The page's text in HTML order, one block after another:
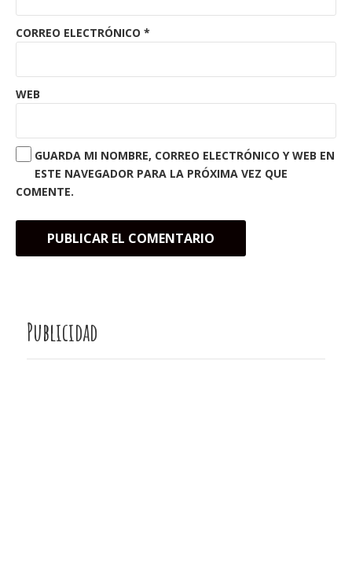
CORREO ELECTRÓNICO *
WEB
GUARDA MI NOMBRE, CORREO ELECTRÓNICO Y WEB EN
ESTE NAVEGADOR PARA LA PRÓXIMA VEZ QUE
COMENTE.
Publicidad